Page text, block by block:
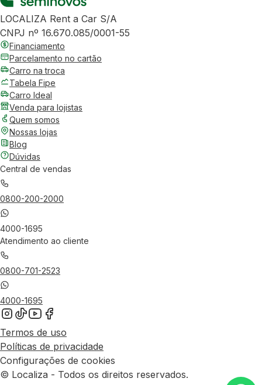
LOCALIZA Rent a Car S/A
CNPJ nº 16.670.085/0001-55
Financiamento
Parcelamento no cartão
Carro na troca
Tabela Fipe
Carro Ideal
Venda para lojistas
Quem somos
Nossas lojas
Blog
Dúvidas
Central de vendas
0800-200-2000
4000-1695
Atendimento ao cliente
0800-701-2523
4000-1695
Termos de uso
Políticas de privacidade
Configurações de cookies
© Localiza - Todos os direitos reservados.